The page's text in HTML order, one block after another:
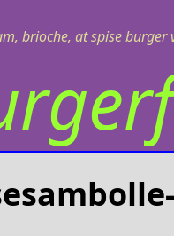
brioche, at spise burger